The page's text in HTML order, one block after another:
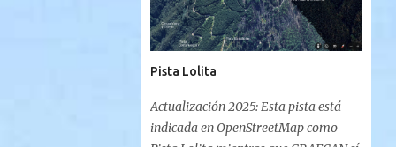
aparecen catalogadas en el Visor de
GRAFCAN pero eso no las hace
inexistentes. De posible origen de
explotación maderera, la Pista de
recorrido al finalizar la Pista de Las
Calderetas y comenzar el descenso
Pista Lolita
Actualización 2025: Esta pista está
indicada en OpenStreetMap como